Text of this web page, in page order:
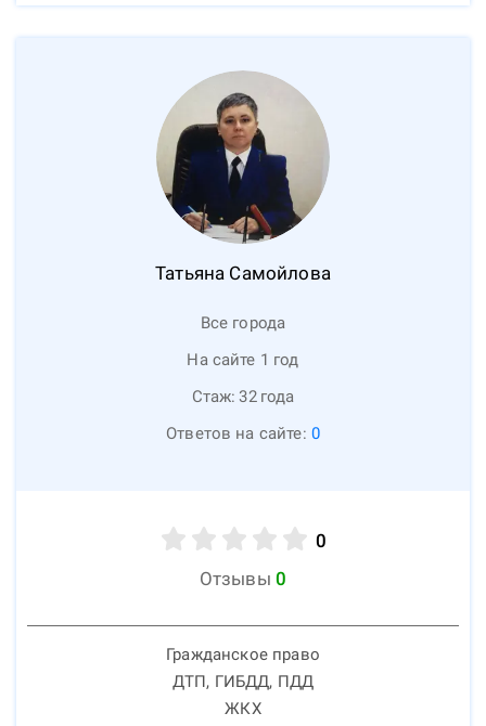
Татьяна Самойлова
Все города
На сайте 1 год
Стаж: 32 года
Ответов на сайте: 0
0
Отзывы 0
Гражданское право
ДТП, ГИБДД, ПДД
ЖКХ